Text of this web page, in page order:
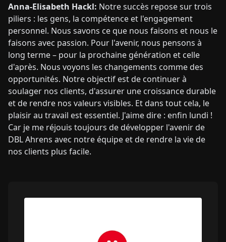
Anna-Elisabeth Hackl: Notre succès repose sur trois
piliers : les gens, la compétence et l'engagement
personnel. Nous savons ce que nous faisons et nous le
faisons avec passion. Pour l'avenir, nous pensons à
long terme – pour la prochaine génération et celle
d'après. Nous voyons les changements comme des
opportunités. Notre objectif est de continuer à
soulager nos clients, d'assurer une croissance durable
et de rendre nos valeurs visibles. Et dans tout cela, le
plaisir au travail est essentiel. J'aime dire : enfin lundi !
Car je me réjouis toujours de développer l'avenir de
DBL Ahrens avec notre équipe et de rendre la vie de
nos clients plus facile.